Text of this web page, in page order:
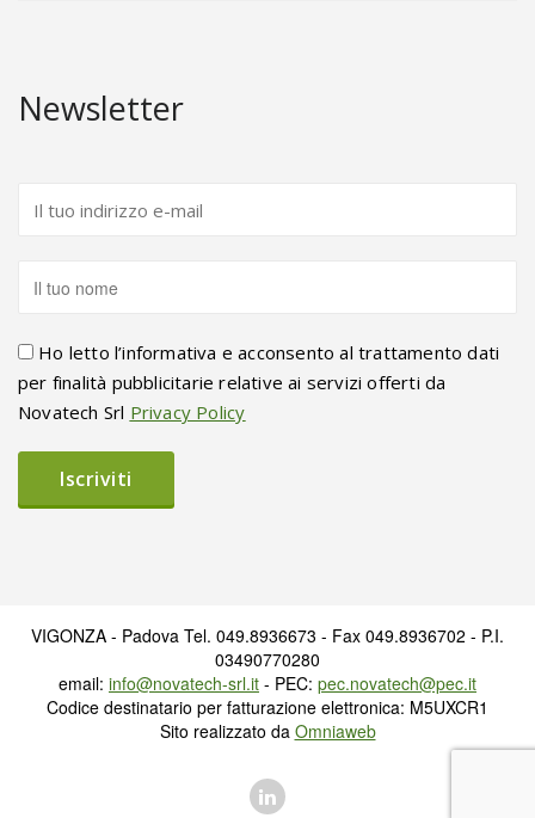
Newsletter
Ho letto l’informativa e acconsento al trattamento dati
per finalità pubblicitarie relative ai servizi offerti da
Novatech Srl Privacy Policy
VIGONZA - Padova Tel. 049.8936673 - Fax 049.8936702 - P.I.
03490770280
email: info@novatech-srl.it - PEC: pec.novatech@pec.it
Codice destinatario per fatturazione elettronica: M5UXCR1
Sito realizzato da Omniaweb